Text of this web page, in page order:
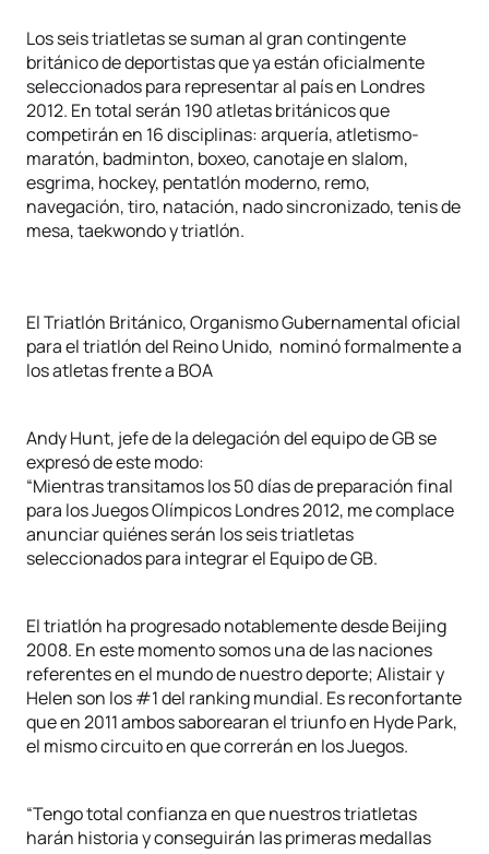
Los seis triatletas se suman al gran contingente
británico de deportistas que ya están oficialmente
seleccionados para representar al país en Londres
2012. En total serán 190 atletas británicos que
competirán en 16 disciplinas: arquería, atletismo-
maratón, badminton, boxeo, canotaje en slalom,
esgrima, hockey, pentatlón moderno, remo,
navegación, tiro, natación, nado sincronizado, tenis de
mesa, taekwondo y triatlón.
El Triatlón Británico, Organismo Gubernamental oficial
para el triatlón del Reino Unido, nominó formalmente a
los atletas frente a BOA
Andy Hunt, jefe de la delegación del equipo de GB se
expresó de este modo:
“Mientras transitamos los 50 días de preparación final
para los Juegos Olímpicos Londres 2012, me complace
anunciar quiénes serán los seis triatletas
seleccionados para integrar el Equipo de GB.
El triatlón ha progresado notablemente desde Beijing
2008. En este momento somos una de las naciones
referentes en el mundo de nuestro deporte; Alistair y
Helen son los #1 del ranking mundial. Es reconfortante
que en 2011 ambos saborearan el triunfo en Hyde Park,
el mismo circuito en que correrán en los Juegos.
“Tengo total confianza en que nuestros triatletas
harán historia y conseguirán las primeras medallas